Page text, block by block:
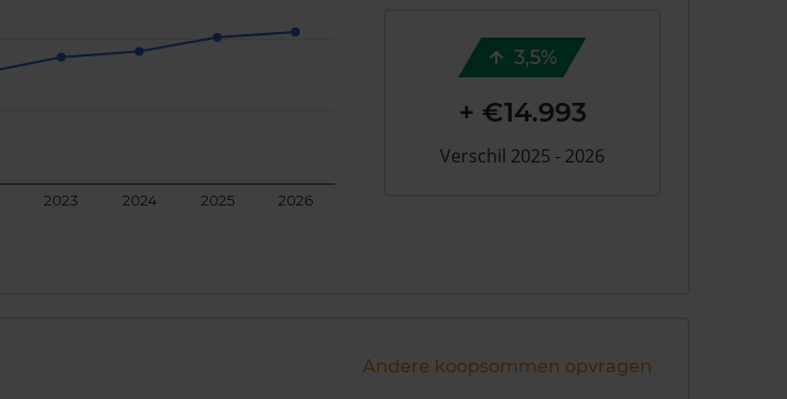
2023 2024 2025 2026
3,5%
+ €14.993
Verschil 2025 - 2026
Andere koopsommen opvragen